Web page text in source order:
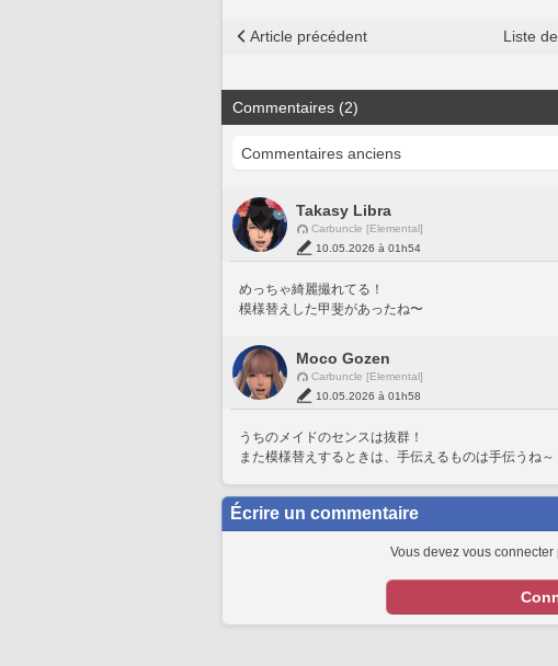
Article précédent Liste
Commentaires (2)
Takasy Libra
Carbuncle [Elemental]
10.05.2026 à 01h54
めっちゃ綺麗撮れてる！
模様替えした甲斐があったね〜
Moco Gozen
Carbuncle [Elemental]
10.05.2026 à 01h58
うちのメイドのセンスは抜群！
また模様替えするときは、手伝えるものは手伝うね～
Écrire un commentaire
Vous devez vous